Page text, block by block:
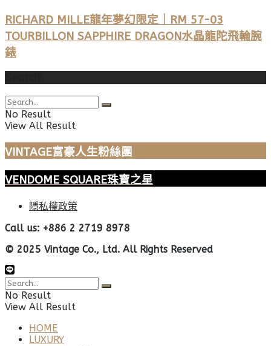
RICHARD MILLE龍年夢幻限定｜RM 57-03
TOURBILLON SAPPHIRE DRAGON水晶龍陀飛輪腕
錶
No Result
View All Result
VINTAGE富豪人生粉絲團
VENDOME SQUARE珠寶之星
隱私權政策
Call us: +886 2 2719 8978
© 2025 Vintage Co., Ltd. All Rights Reserved
No Result
View All Result
HOME
LUXURY